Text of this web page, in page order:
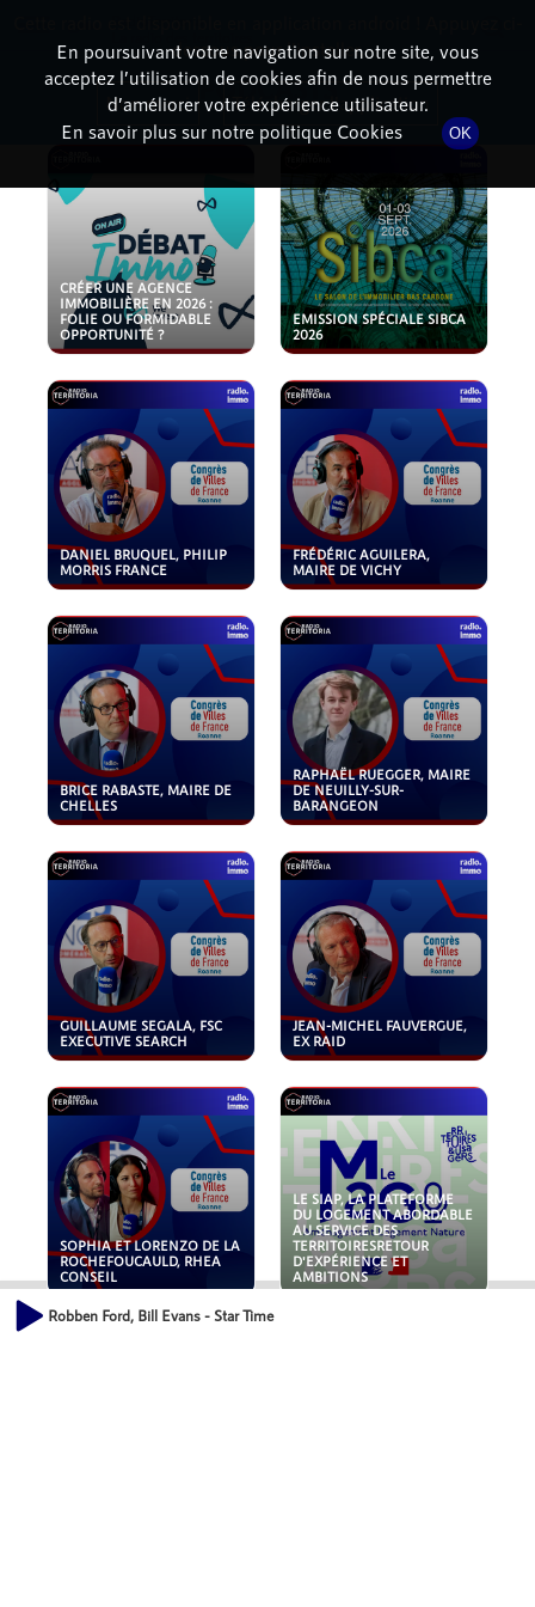
PODCASTS
CRÉER UNE AGENCE
IMMOBILIÈRE EN 2026 :
FOLIE OU FORMIDABLE
OPPORTUNITÉ ?
EMISSION SPÉCIALE SIBCA
2026
DANIEL BRUQUEL, PHILIP
MORRIS FRANCE
FRÉDÉRIC AGUILERA,
MAIRE DE VICHY
BRICE RABASTE, MAIRE DE
CHELLES
RAPHAËL RUEGGER, MAIRE
DE NEUILLY-SUR-
BARANGEON
GUILLAUME SEGALA, FSC
EXECUTIVE SEARCH
JEAN-MICHEL FAUVERGUE,
EX RAID
SOPHIA ET LORENZO DE LA
ROCHEFOUCAULD, RHEA
CONSEIL
LE SIAP, LA PLATEFORME
DU LOGEMENT ABORDABLE
AU SERVICE DES
TERRITOIRESRETOUR
D'EXPÉRIENCE ET
AMBITIONS
Robben Ford, Bill Evans - Star Time
En poursuivant votre navigation sur notre site, vous
acceptez l’utilisation de cookies afin de nous permettre
d’améliorer votre expérience utilisateur.
En savoir plus sur notre politique Cookies
OK
dessous pour l'installer.
Non merci Télécharger l'application